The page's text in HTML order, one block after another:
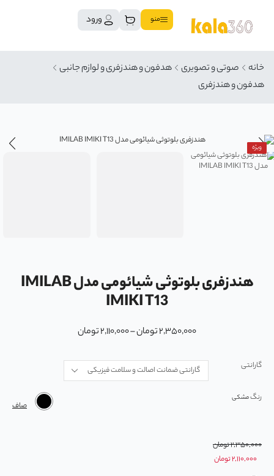
منو ورود
خانه صوتی و تصویری
هدفون و هندزفری و لوازم جانبی
هدفون و هندزفری
ویژه
هندزفری بلوتوثی شیائومی مدل IMILAB
IMIKI T13
۲,۳۵۰,۰۰۰تومان–۲,۱۱۰,۰۰۰تومان
گارانتی
رنگ
صاف
۲,۳۵۰,۰۰۰تومان
۲,۱۱۰,۰۰۰تومان